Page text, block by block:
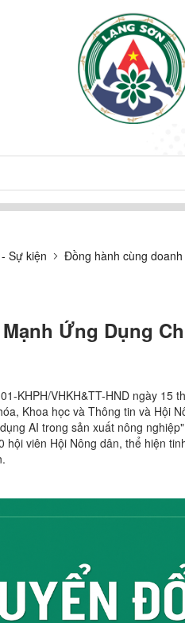
Sự kiện Đồng hành cùng
Ứng Dụng
KHPH/VHKH&TT-HND ngày 15
Khoa học và Thông tin và Hội
AI trong sản xuất nông
hội viên Hội Nông dân, thể hiện